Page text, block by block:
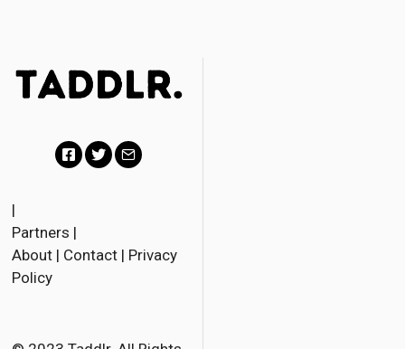
c
e
o
t
r
i
|
Partners |
About | Contact | Privacy
Policy